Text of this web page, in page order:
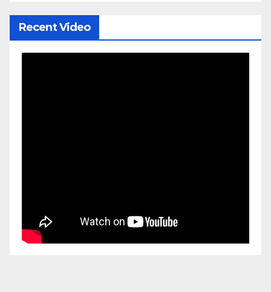
Recent Video